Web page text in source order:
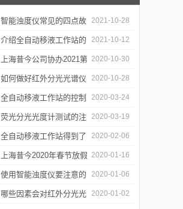
智能浊度仪常见的四点故
障
2021-10-28
介绍全自动移液工作站的
三种移液方式
2021-10-12
上海昔今公司协办2021第
二届上海沪助科研圈发展
年会
2020-10-30
如何做好红外分光光谱仪
的防潮工作
2020-10-28
全自动移液工作站的控制
软件有哪些特点
2020-03-24
荧光分光光度计测试的注
意事项有哪些
2020-03-19
全自动移液工作站得到了
广泛的应用
2020-02-06
上海昔今2020年春节放假
通知
2020-01-16
使用智能浊度仪要注意的
几个要点
2020-01-06
哪些因素会对红外分光光 2020-01-02